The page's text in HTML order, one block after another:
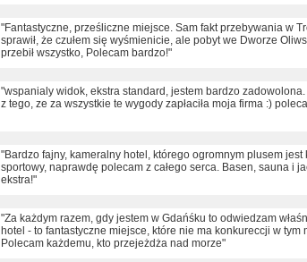
"Fantastyczne, prześliczne miejsce. Sam fakt przebywania w
sprawił, że czułem się wyśmienicie, ale pobyt we Dworze
przebił wszystko, Polecam bardzo!"
"wspanialy widok, ekstra standard, jestem bardzo
z tego, ze za wszystkie te wygody zapłaciła moja firma :)
"Bardzo fajny, kameralny hotel, którego ogromnym plusem jest
sportowy, naprawdę polecam z całego serca. Basen, sauna i
ekstra!"
"Za każdym razem, gdy jestem w Gdańśku to odwiedzam
hotel - to fantastyczne miejsce, które nie ma konkureccji w tym
Polecam każdemu, kto przejeżdża nad morze"